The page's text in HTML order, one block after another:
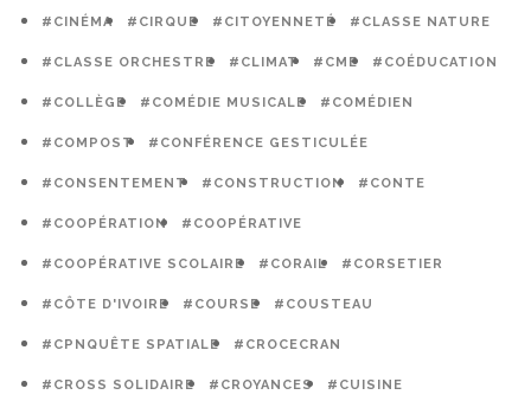
#CINÉMA #CIRQUE #CITOYENNETÉ #CLASSE NATURE
#CLASSE ORCHESTRE #CLIMAT #CME #COÉDUCATION
#COLLÈGE #COMÉDIE MUSICALE #COMÉDIEN
#COMPOST #CONFÉRENCE GESTICULÉE
#CONSENTEMENT #CONSTRUCTION #CONTE
#COOPÉRATION #COOPÉRATIVE
#COOPÉRATIVE SCOLAIRE #CORAIL #CORSETIER
#CÔTE D'IVOIRE #COURSE #COUSTEAU
#CPNQUÊTE SPATIALE #CROCECRAN
#CROSS SOLIDAIRE #CROYANCES #CUISINE